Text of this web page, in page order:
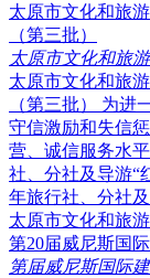
太原市文化和旅
（第三批）
太原市文化和旅
太原市文化和旅
（第三批） 为进
守信激励和失信
营、诚信服务水
社、分社及导游“
年旅行社、分社
太原市文化和旅
第20届威尼斯国
第届威尼斯国际